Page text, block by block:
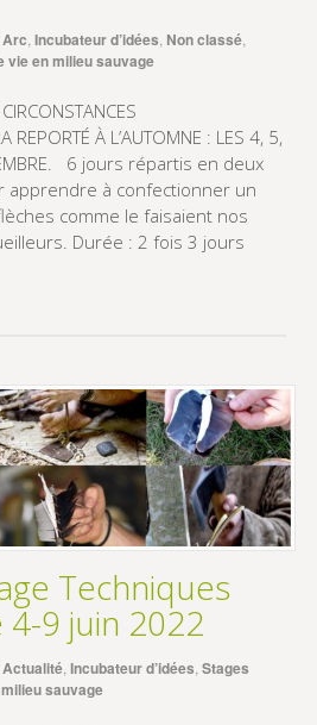
Arc Incubateur d’idées Non classé,
vie en milieu sauvage
REPORTÉ À L’AUTOMNE : LES 4, 5,
6 jours répartis en deux
apprendre à confectionner un
comme le faisaient nos
Durée : 2 fois 3 jours
Techniques
4-9 juin 2022
Actualité, Incubateur d’idées Stages
sauvage